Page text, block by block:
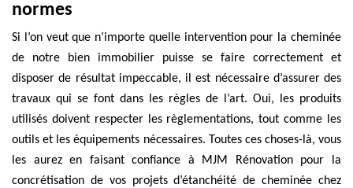
normes
Si l’on veut que n’importe quelle intervention pour la cheminée
de notre bien immobilier puisse se faire correctement et
disposer de résultat impeccable, il est nécessaire d’assurer des
travaux qui se font dans les règles de l’art. Oui, les produits
utilisés doivent respecter les règlementations, tout comme les
outils et les équipements nécessaires. Toutes ces choses-là, vous
les aurez en faisant confiance à MJM Rénovation pour la
concrétisation de vos projets d’étanchéité de cheminée chez